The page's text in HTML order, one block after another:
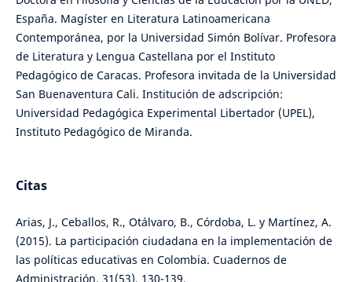
España. Magíster en Literatura Latinoamericana
Contemporánea, por la Universidad Simón Bolívar. Profesora
de Literatura y Lengua Castellana por el Instituto
Pedagógico de Caracas. Profesora invitada de la Universidad
San Buenaventura Cali. Institución de adscripción:
Universidad Pedagógica Experimental Libertador (UPEL),
Instituto Pedagógico de Miranda.
Citas
Arias, J., Ceballos, R., Otálvaro, B., Córdoba, L. y Martínez, A.
(2015). La participación ciudadana en la implementación de
las políticas educativas en Colombia. Cuadernos de
Administración, 31(53), 130-139.